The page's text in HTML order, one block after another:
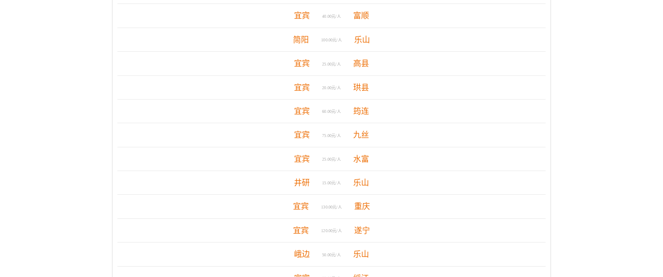
宜宾 40.00元/人 富顺
简阳 100.00元/人 乐山
宜宾 25.00元/人 高县
宜宾 20.00元/人 珙县
宜宾 60.00元/人 筠连
宜宾 75.00元/人 九丝
宜宾 25.00元/人 水富
井研 15.00元/人 乐山
宜宾 130.00元/人 重庆
宜宾 120.00元/人 遂宁
峨边 50.00元/人 乐山